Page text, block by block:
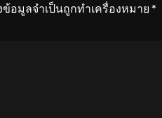
ข้อมูลจำเป็นถูกทำเครื่องหมาย *